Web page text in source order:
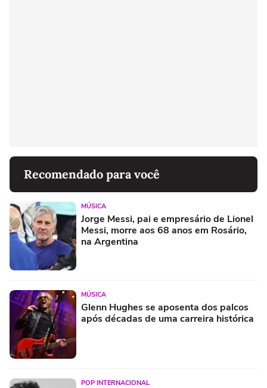
Recomendado para você
MÚSICA
Jorge Messi, pai e empresário de Lionel
Messi, morre aos 68 anos em Rosário,
na Argentina
MÚSICA
Glenn Hughes se aposenta dos palcos
após décadas de uma carreira histórica
POP INTERNACIONAL